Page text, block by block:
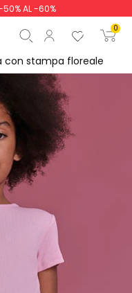
-50% AL -60%
0
con stampa floreale